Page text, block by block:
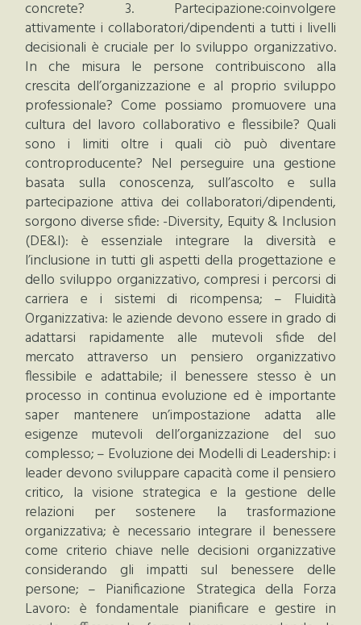
concrete? 3. Partecipazione:coinvolgere
attivamente i collaboratori/dipendenti a tutti i livelli
decisionali è cruciale per lo sviluppo organizzativo.
In che misura le persone contribuiscono alla
crescita dell’organizzazione e al proprio sviluppo
professionale? Come possiamo promuovere una
cultura del lavoro collaborativo e flessibile? Quali
sono i limiti oltre i quali ciò può diventare
controproducente? Nel perseguire una gestione
basata sulla conoscenza, sull’ascolto e sulla
partecipazione attiva dei collaboratori/dipendenti,
sorgono diverse sfide: -Diversity, Equity & Inclusion
(DE&I): è essenziale integrare la diversità e
l’inclusione in tutti gli aspetti della progettazione e
dello sviluppo organizzativo, compresi i percorsi di
carriera e i sistemi di ricompensa; – Fluidità
Organizzativa: le aziende devono essere in grado di
adattarsi rapidamente alle mutevoli sfide del
mercato attraverso un pensiero organizzativo
flessibile e adattabile; il benessere stesso è un
processo in continua evoluzione ed è importante
saper mantenere un’impostazione adatta alle
esigenze mutevoli dell’organizzazione del suo
complesso; – Evoluzione dei Modelli di Leadership: i
leader devono sviluppare capacità come il pensiero
critico, la visione strategica e la gestione delle
relazioni per sostenere la trasformazione
organizzativa; è necessario integrare il benessere
come criterio chiave nelle decisioni organizzative
considerando gli impatti sul benessere delle
persone; – Pianificazione Strategica della Forza
Lavoro: è fondamentale pianificare e gestire in